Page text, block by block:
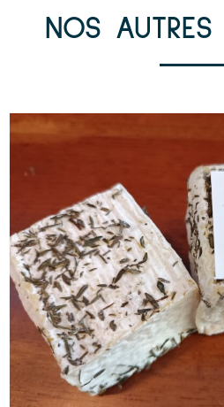
NOS AUTRES